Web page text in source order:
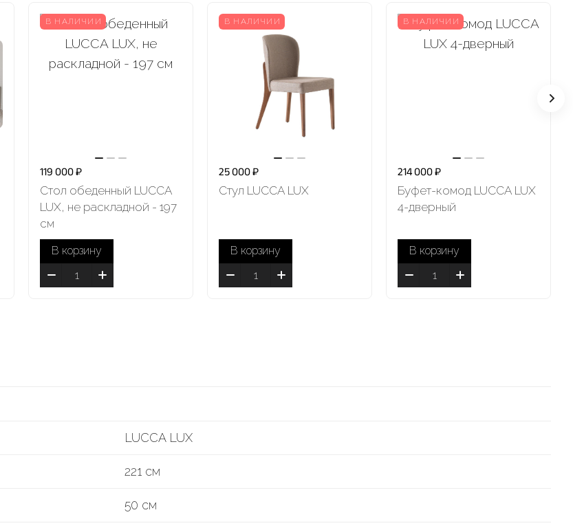
В НАЛИЧИИ
119 000 ₽
Стол обеденный LUCCA
LUX, не раскладной - 197
см
В корзину
В НАЛИЧИИ
25 000 ₽
Стул LUCCA LUX
В корзину
В НАЛИЧИИ
214 000 ₽
Буфет-комод LUCCA LUX
4-дверный
В корзину
LUCCA LUX
221 см
50 см